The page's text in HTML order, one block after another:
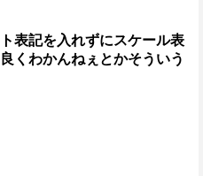
表記を入れずにスケール表
くわかんねぇとかそういう